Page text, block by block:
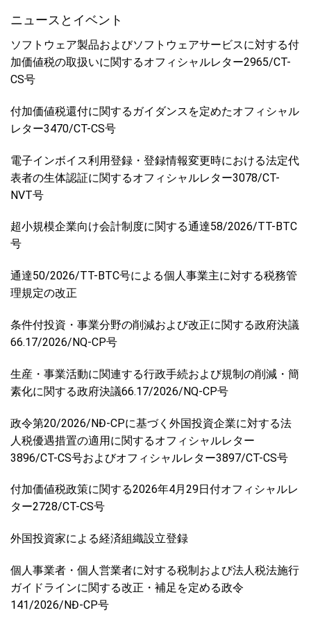
ニュースとイベント
ソフトウェア製品およびソフトウェアサービスに対する付
加価値税の取扱いに関するオフィシャルレター2965/CT-
CS号
付加価値税還付に関するガイダンスを定めたオフィシャル
レター3470/CT-CS号
電子インボイス利用登録・登録情報変更時における法定代
表者の生体認証に関するオフィシャルレター3078/CT-
NVT号
超小規模企業向け会計制度に関する通達58/2026/TT-BTC
号
通達50/2026/TT-BTC号による個人事業主に対する税務管
理規定の改正
条件付投資・事業分野の削減および改正に関する政府決議
66.17/2026/NQ-CP号
生産・事業活動に関連する行政手続および規制の削減・簡
素化に関する政府決議66.17/2026/NQ-CP号
政令第20/2026/NĐ-CPに基づく外国投資企業に対する法
人税優遇措置の適用に関するオフィシャルレター
3896/CT-CS号およびオフィシャルレター3897/CT-CS号
付加価値税政策に関する2026年4月29日付オフィシャルレ
ター2728/CT-CS号
外国投資家による経済組織設立登録
個人事業者・個人営業者に対する税制および法人税法施行
ガイドラインに関する改正・補足を定める政令
141/2026/NĐ-CP号